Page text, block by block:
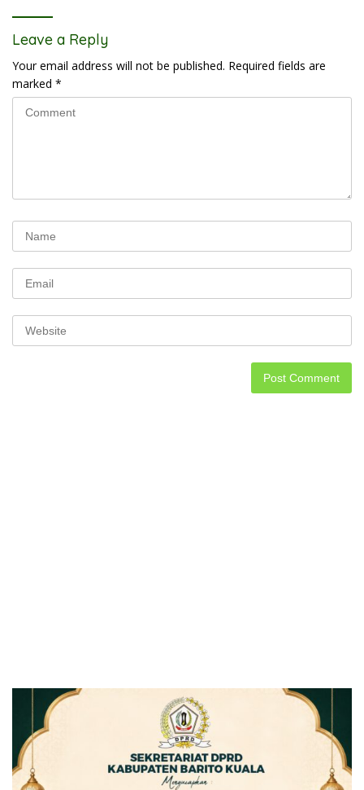
Leave a Reply
Your email address will not be published. Required fields are
marked *